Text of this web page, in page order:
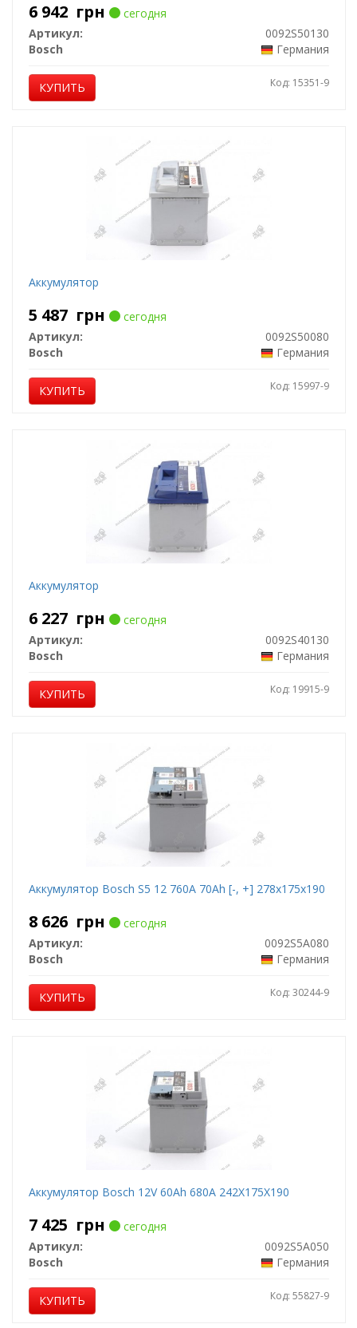
6 942 грн
сегодня
Артикул:
0092S50130
Bosch
Германия
КУПИТЬ Код: 15351-9
Аккумулятор
5 487 грн
сегодня
Артикул:
0092S50080
Bosch
Германия
КУПИТЬ Код: 15997-9
Аккумулятор
6 227 грн
сегодня
Артикул:
0092S40130
Bosch
Германия
КУПИТЬ Код: 19915-9
Аккумулятор Bosch S5 12 760A 70Ah [-, +] 278x175x190
8 626 грн
сегодня
Артикул:
0092S5A080
Bosch
Германия
КУПИТЬ Код: 30244-9
Аккумулятор Bosch 12V 60Ah 680A 242X175X190
7 425 грн
сегодня
Артикул:
0092S5A050
Bosch
Германия
КУПИТЬ Код: 55827-9